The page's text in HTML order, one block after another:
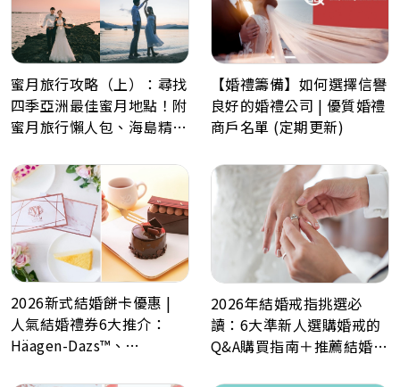
蜜月旅行攻略（上）：尋找
四季亞洲最佳蜜月地點！附
蜜月旅行懶人包、海島精選
【婚禮籌備】如何選擇信譽
良好的婚禮公司 | 優質婚禮
商戶名單 (定期更新)
2026新式結婚餅卡優惠 |
人氣結婚禮券6大推介：
Häagen-Dazs™、
2026年結婚戒指挑選必
讀：6大準新人選購婚戒的
Q&A購買指南＋推薦結婚戒